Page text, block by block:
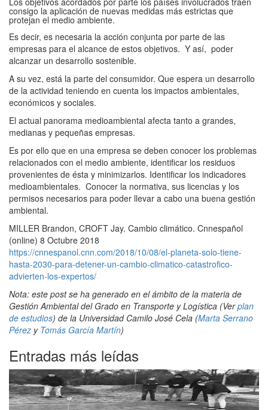
consigo la aplicación de nuevas medidas más estrictas que
protejan el medio ambiente.
Es decir, es necesaria la acción conjunta por parte de las
empresas para el alcance de estos objetivos. Y así, poder
alcanzar un desarrollo sostenible.
A su vez, está la parte del consumidor. Que espera un desarrollo
de la actividad teniendo en cuenta los impactos ambientales,
económicos y sociales.
El actual panorama medioambiental afecta tanto a grandes,
medianas y pequeñas empresas.
Es por ello que en una empresa se deben conocer los problemas
relacionados con el medio ambiente, identificar los residuos
provenientes de ésta y minimizarlos. Identificar los indicadores
medioambientales. Conocer la normativa, sus licencias y los
permisos necesarios para poder llevar a cabo una buena gestión
ambiental.
MILLER Brandon, CROFT Jay. Cambio climático. Cnnespañol
(online) 8 Octubre 2018
https://cnnespanol.cnn.com/2018/10/08/el-planeta-solo-tiene-
hasta-2030-para-detener-un-cambio-climatico-catastrofico-
advierten-los-expertos/
Nota: este post se ha generado en el ámbito de la materia de
Gestión Ambiental del Grado en Transporte y Logística (Verplan
de estudios) de la Universidad Camilo José Cela (Marta Serrano
Pérez y Tomás García Martín)
Entradas más leídas